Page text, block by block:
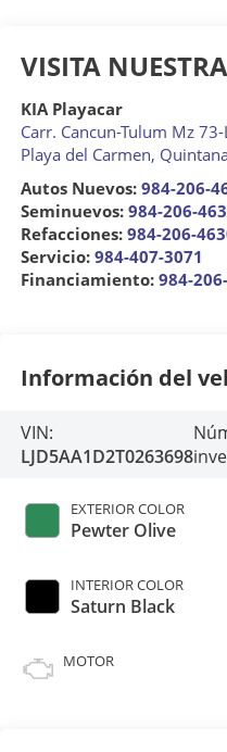
VISITA
KIA Playacar
Carr. Cancun-Tulum Mz
Playa del Carmen,
Autos Nuevos: 984-206-
Seminuevos: 984-206-
Refacciones: 984-206-
Servicio: 984-407-3071
Financiamiento: 984-
Información del
VIN:
LJD5AA1D2T0263698
EXTERIOR COLOR
Pewter Olive
INTERIOR COLOR
Saturn Black
MOTOR